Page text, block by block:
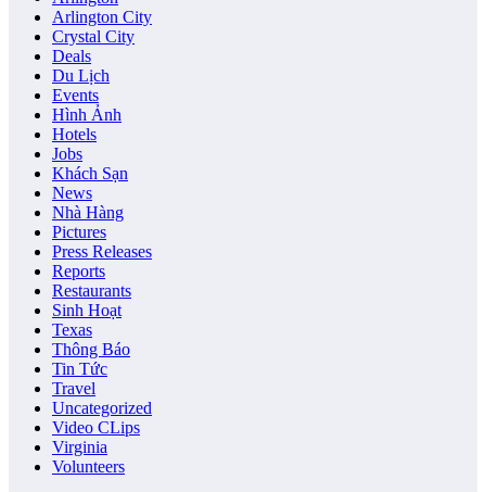
Arlington City
Crystal City
Deals
Du Lịch
Events
Hình Ảnh
Hotels
Jobs
Khách Sạn
News
Nhà Hàng
Pictures
Press Releases
Reports
Restaurants
Sinh Hoạt
Texas
Thông Báo
Tin Tức
Travel
Uncategorized
Video CLips
Virginia
Volunteers